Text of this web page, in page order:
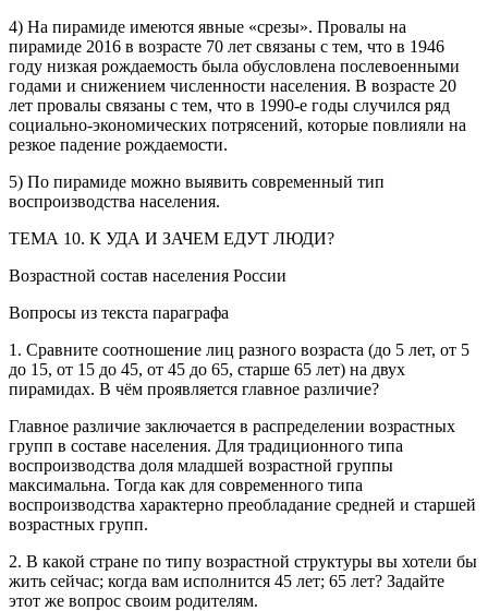
4) На пирамиде имеются явные «срезы». Провалы на
пирамиде 2016 в возрасте 70 лет связаны с тем, что в 1946
году низкая рождаемость была обусловлена послевоенными
годами и снижением численности населения. В возрасте 20
лет провалы связаны с тем, что в 1990-е годы случился ряд
социально-экономических потрясений, которые повлияли на
резкое падение рождаемости.
5) По пирамиде можно выявить современный тип
воспроизводства населения.
ТЕМА 10. К УДА И ЗАЧЕМ ЕДУТ ЛЮДИ?
Возрастной состав населения России
Вопросы из текста параграфа
1. Сравните соотношение лиц разного возраста (до 5 лет, от 5
до 15, от 15 до 45, от 45 до 65, старше 65 лет) на двух
пирамидах. В чём проявляется главное различие?
Главное различие заключается в распределении возрастных
групп в составе населения. Для традиционного типа
воспроизводства доля младшей возрастной группы
максимальна. Тогда как для современного типа
воспроизводства характерно преобладание средней и старшей
возрастных групп.
2. В какой стране по типу возрастной структуры вы хотели бы
жить сейчас; когда вам исполнится 45 лет; 65 лет? Задайте
этот же вопрос своим родителям.